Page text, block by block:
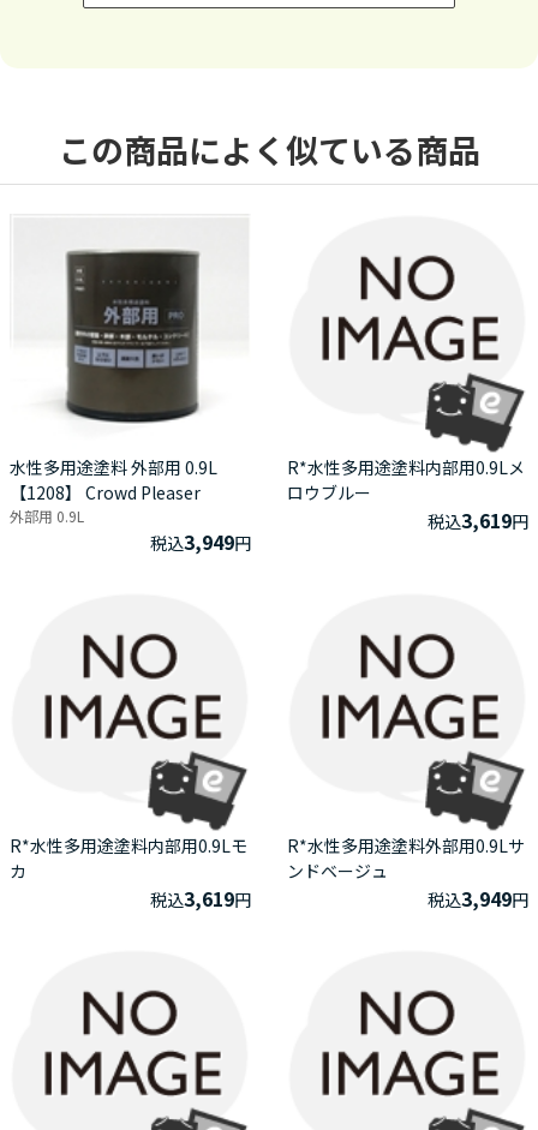
この商品によく似ている商品
水性多用途塗料 外部用 0.9L
【1208】 Crowd Pleaser
外部用 0.9L
税込3,949円
R*水性多用途塗料内部用0.9Lメ
ロウブルー
税込3,619円
R*水性多用途塗料内部用0.9Lモ
カ
税込3,619円
R*水性多用途塗料外部用0.9Lサ
ンドベージュ
税込3,949円